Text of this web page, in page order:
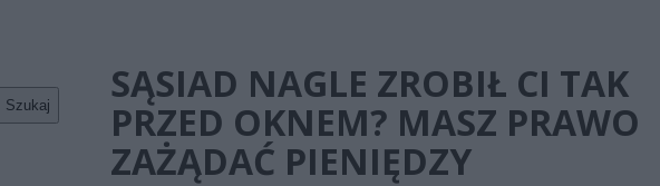
Szukaj
SĄSIAD NAGLE ZROBIŁ CI TAK
PRZED OKNEM? MASZ PRAWO
ZAŻĄDAĆ PIENIĘDZY